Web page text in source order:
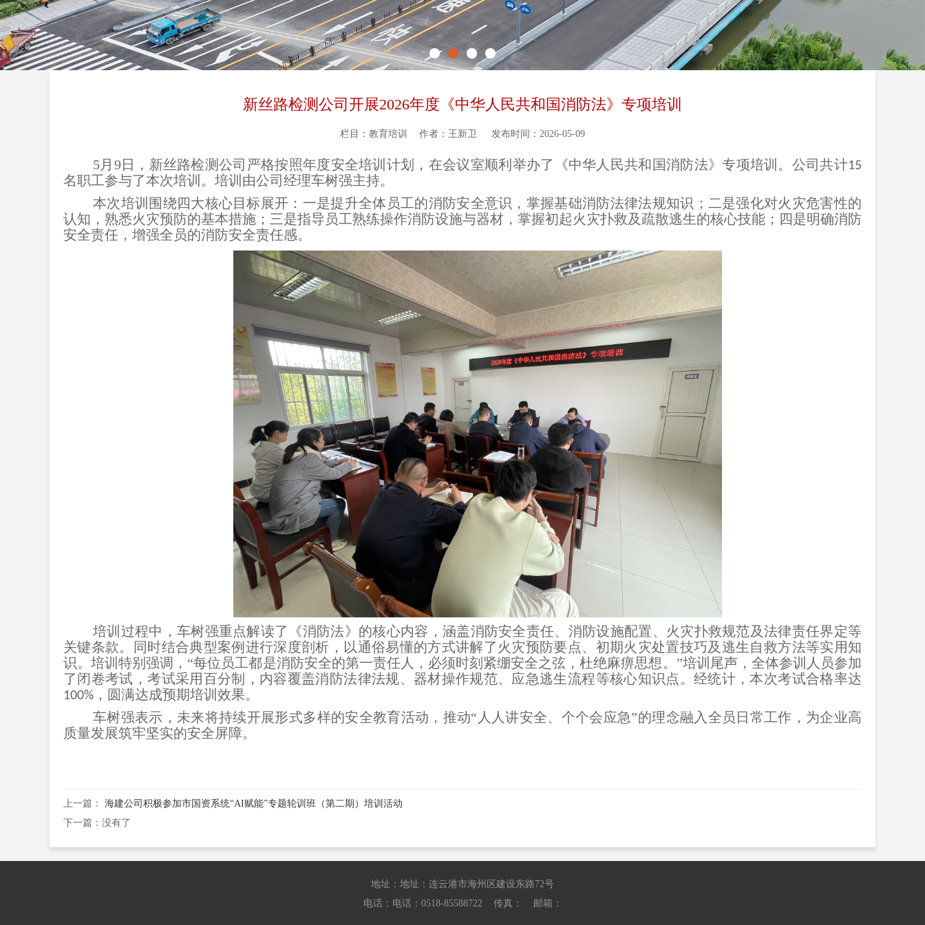
新丝路检测公司开展2026年度《中华人民共和国消防法》专项培训
栏目：教育培训 作者：王新卫 发布时间：2026-05-09
5月9日，新丝路检测公司严格按照年度安全培训计划，在会议室顺利举办了《中华人民共和国消防法》专项培训。公司共计15
名职工参与了本次培训。培训由公司经理车树强主持。
本次培训围绕四大核心目标展开：一是提升全体员工的消防安全意识，掌握基础消防法律法规知识；二是强化对火灾危害性的
认知，熟悉火灾预防的基本措施；三是指导员工熟练操作消防设施与器材，掌握初起火灾扑救及疏散逃生的核心技能；四是明确消防
安全责任，增强全员的消防安全责任感。
培训过程中，车树强重点解读了《消防法》的核心内容，涵盖消防安全责任、消防设施配置、火灾扑救规范及法律责任界定等
关键条款。同时结合典型案例进行深度剖析，以通俗易懂的方式讲解了火灾预防要点、初期火灾处置技巧及逃生自救方法等实用知
识。培训特别强调，“每位员工都是消防安全的第一责任人，必须时刻紧绷安全之弦，杜绝麻痹思想。”培训尾声，全体参训人员参加
了闭卷考试，考试采用百分制，内容覆盖消防法律法规、器材操作规范、应急逃生流程等核心知识点。经统计，本次考试合格率达
100% ，圆满达成预期培训效果。
车树强表示，未来将持续开展形式多样的安全教育活动，推动“人人讲安全、个个会应急”的理念融入全员日常工作，为企业高
质量发展筑牢坚实的安全屏障。
上一篇： 海建公司积极参加市国资系统“AI赋能”专题轮训班（第二期）培训活动
下一篇：没有了
地址：地址：连云港市海州区建设东路72号
电话：电话：0518-85588722 传真： 邮箱：